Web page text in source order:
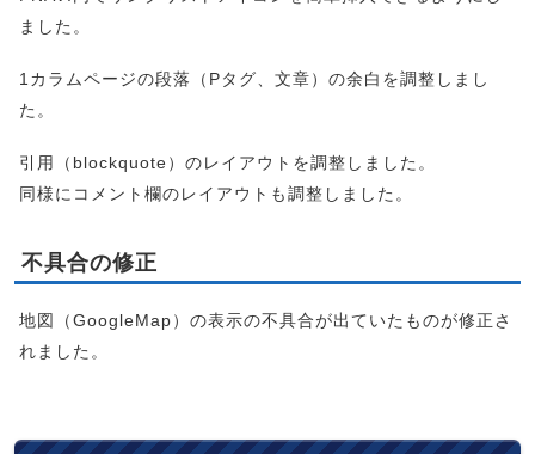
ました。
1カラムページの段落（Pタグ、文章）の余白を調整しまし
た。
引用（blockquote）のレイアウトを調整しました。
同様にコメント欄のレイアウトも調整しました。
不具合の修正
地図（GoogleMap）の表示の不具合が出ていたものが修正さ
れました。